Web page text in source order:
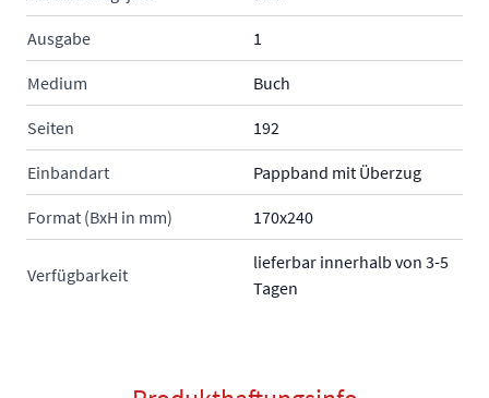
Ausgabe 1
Medium Buch
Seiten 192
Einbandart Pappband mit Überzug
Format (BxH in mm) 170x240
Verfügbarkeit
lieferbar innerhalb von 3-5
Tagen